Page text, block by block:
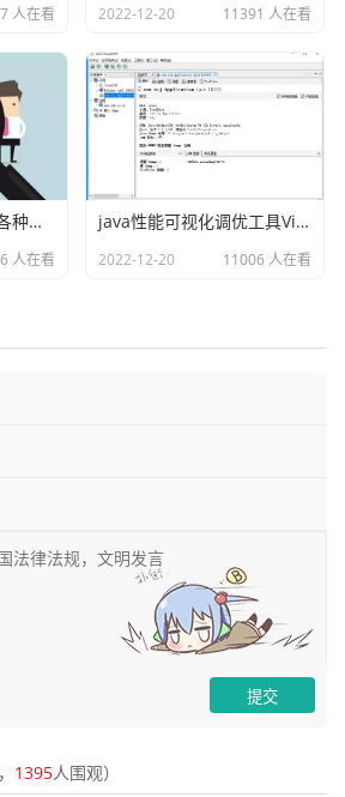
NOT NULL,
DEFAULT NULL,
DEFAULT NULL,
default charset=utf8
mysql是一样的。后面有时间会更新更
人在看 2022-12-20 11391 人在看
职场经验 | 谈面试中各种各样的坑
人在看
java性能可视化调优工具VisualVM
2022-12-20 11006 人在看
1395人围观）